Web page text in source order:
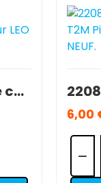
201219/Fixation de carburateur T2M Moteur LEO 12/15 NEUF.
6,00